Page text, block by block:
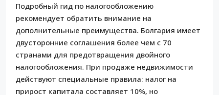
Подробный гид по налогообложению
рекомендует обратить внимание на
дополнительные преимущества. Болгария имеет
двусторонние соглашения более чем с 70
странами для предотвращения двойного
налогообложения. При продаже недвижимости
действуют специальные правила: налог на
прирост капитала составляет 10%, но